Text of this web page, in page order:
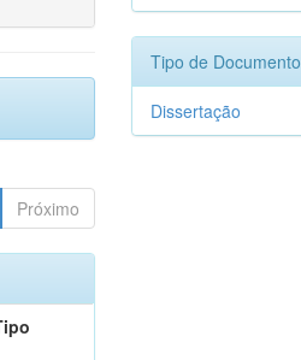
Próximo
Tipo de Documento
Dissertação